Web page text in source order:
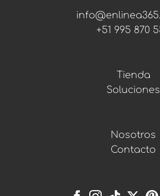
+51 995 870
Tienda
Soluciones
Nosotros
Contacto